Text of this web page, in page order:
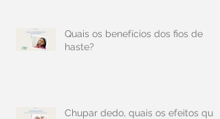
Quais os benefícios dos fios de
haste?
Chupar dedo, quais os efeitos que